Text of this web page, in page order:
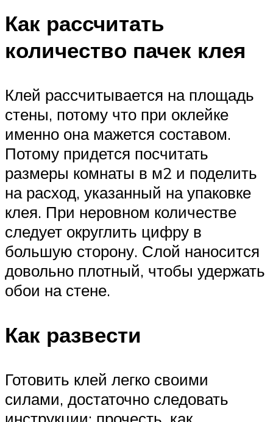
Как рассчитать
количество пачек клея
Клей рассчитывается на площадь
стены, потому что при оклейке
именно она мажется составом.
Потому придется посчитать
размеры комнаты в м2 и поделить
на расход, указанный на упаковке
клея. При неровном количестве
следует округлить цифру в
большую сторону. Слой наносится
довольно плотный, чтобы удержать
обои на стене.
Как развести
Готовить клей легко своими
силами, достаточно следовать